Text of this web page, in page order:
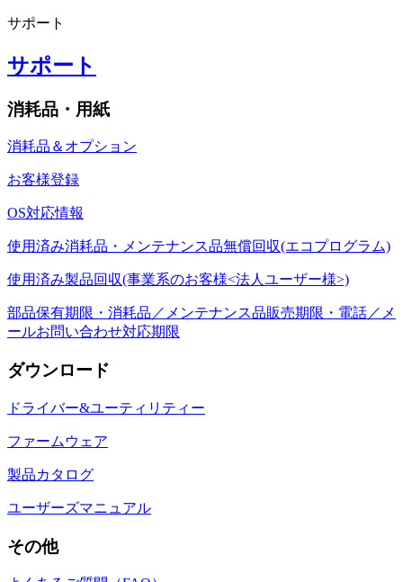
サポート
サポート
消耗品・用紙
消耗品＆オプション
お客様登録
OS対応情報
使用済み消耗品・メンテナンス品無償回収(エコプログラム)
使用済み製品回収(事業系のお客様<法人ユーザー様>)
部品保有期限・消耗品／メンテナンス品販売期限・電話／メ
ールお問い合わせ対応期限
ダウンロード
ドライバー&ユーティリティー
ファームウェア
製品カタログ
ユーザーズマニュアル
その他